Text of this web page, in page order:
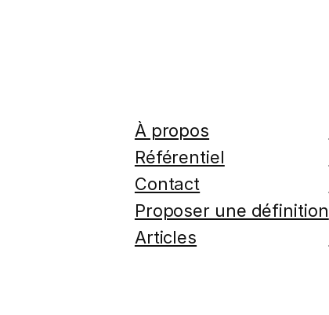
À propos
Référentiel
Contact
Proposer une définition
Articles